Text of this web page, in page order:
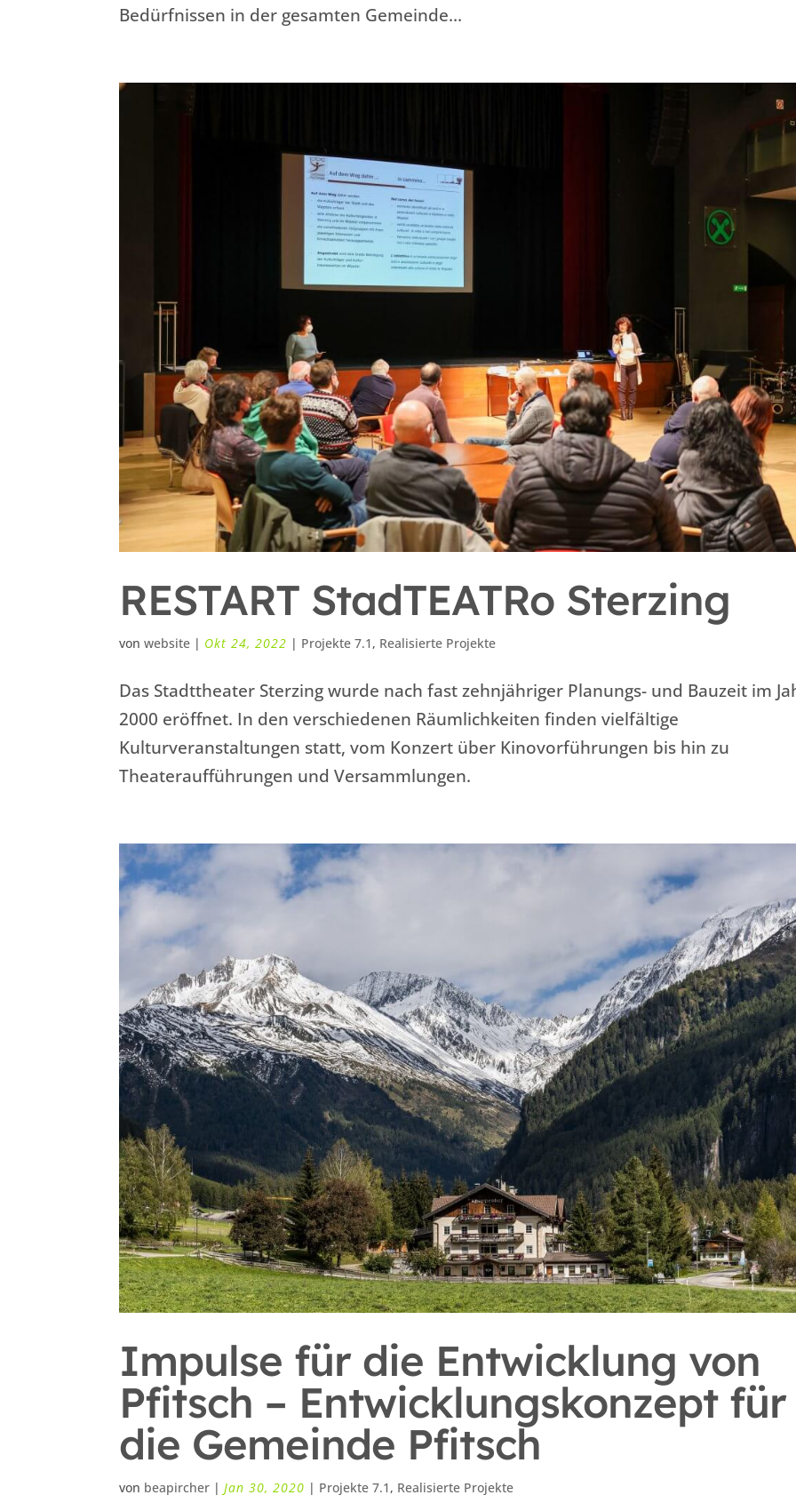
Bedürfnissen in der gesamten Gemeinde…
RESTART StadTEATRo Sterzing
vonwebsite | Okt 24, 2022 | Projekte 7.1 , Realisierte Projekte
Das Stadttheater Sterzing wurde nach fast zehnjähriger Planungs- und Bauzeit im
2000 eröffnet. In den verschiedenen Räumlichkeiten finden vielfältige
Kulturveranstaltungen statt, vom Konzert über Kinovorführungen bis hin zu
Theateraufführungen und Versammlungen.
Impulse für die Entwicklung von
Pfitsch – Entwicklungskonzept für
die Gemeinde Pfitsch
von beapircher |Jan 30, 2020 | Projekte 7.1 , Realisierte Projekte